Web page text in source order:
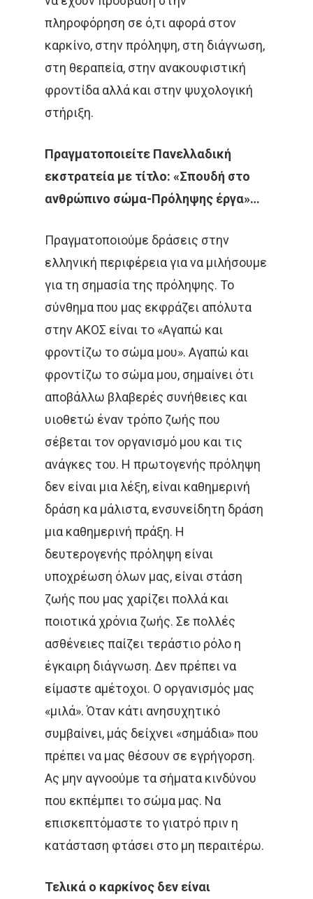
πληροφόρηση σε ό,τι αφορά στον
καρκίνο, στην πρόληψη, στη διάγνωση,
στη θεραπεία, στην ανακουφιστική
φροντίδα αλλά και στην ψυχολογική
στήριξη.
Πραγματοποιείτε Πανελλαδική
εκστρατεία με τίτλο: «Σπουδή στο
ανθρώπινο σώμα-Πρόληψης έργα»…
Πραγματοποιούμε δράσεις στην
ελληνική περιφέρεια για να μιλήσουμε
για τη σημασία της πρόληψης. Το
σύνθημα που μας εκφράζει απόλυτα
στην ΑΚΟΣ είναι το «Αγαπώ και
φροντίζω το σώμα μου». Αγαπώ και
φροντίζω το σώμα μου, σημαίνει ότι
αποβάλλω βλαβερές συνήθειες και
υιοθετώ έναν τρόπο ζωής που
σέβεται τον οργανισμό μου και τις
ανάγκες του. Η πρωτογενής πρόληψη
δεν είναι μια λέξη, είναι καθημερινή
δράση κα μάλιστα, ενσυνείδητη δράση
μια καθημερινή πράξη. Η
δευτερογενής πρόληψη είναι
υποχρέωση όλων μας, είναι στάση
ζωής που μας χαρίζει πολλά και
ποιοτικά χρόνια ζωής. Σε πολλές
ασθένειες παίζει τεράστιο ρόλο η
έγκαιρη διάγνωση. Δεν πρέπει να
είμαστε αμέτοχοι. Ο οργανισμός μας
«μιλά». Όταν κάτι ανησυχητικό
συμβαίνει, μάς δείχνει «σημάδια» που
πρέπει να μας θέσουν σε εγρήγορση.
Ας μην αγνοούμε τα σήματα κινδύνου
που εκπέμπει το σώμα μας. Να
επισκεπτόμαστε το γιατρό πριν η
κατάσταση φτάσει στο μη περαιτέρω.
Τελικά ο καρκίνος δεν είναι